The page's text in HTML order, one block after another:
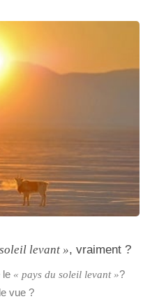
levant », vraiment ?
le « pays du soleil levant »?
vue ?